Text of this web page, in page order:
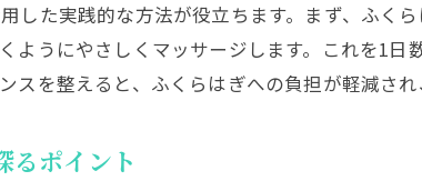
張りやすいふくらはぎを柔らかくするポイント
足つぼを活用したふくらはぎ柔軟ケアの
ふくらはぎの張り予防に役立つセルフケア
した実践的な方法が役立ちます。まず、ふく
ようにやさしくマッサージします。これを1
スを整えると、ふくらはぎへの負担が軽減され
るポイント